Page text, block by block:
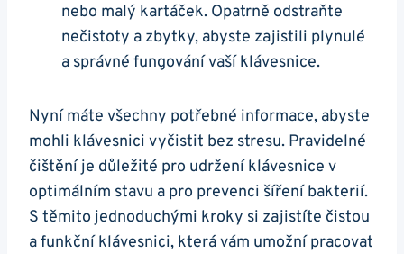
nebo malý kartáček. Opatrně‍ odstraňte
nečistoty⁣ a zbytky, abyste zajistili plynulé
a správné fungování vaší klávesnice.
Nyní máte všechny‍ potřebné informace, abyste
mohli klávesnici vyčistit bez stresu. Pravidelné
čištění je důležité pro udržení klávesnice v
optimálním stavu a pro prevenci šíření bakterií.
S těmito jednoduchými kroky si zajistíte čistou
a funkční klávesnici, která ‍vám umožní pracovat